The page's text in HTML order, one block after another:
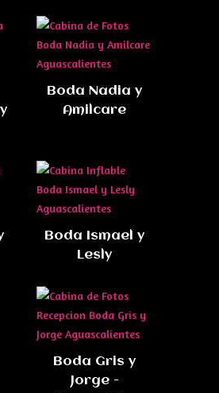
Boda Nadia y
Amilcare
Boda Ismael y
Lesly
Boda Gris y
Jorge -